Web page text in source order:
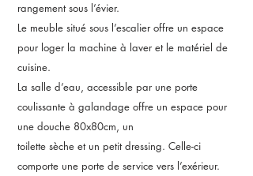
rangement sous l’évier.
Le meuble situé sous l’escalier offre un espace
pour loger la machine à laver et le matériel de
cuisine.
La salle d’eau, accessible par une porte
coulissante à galandage offre un espace pour
une douche 80x80cm, un
toilette sèche et un petit dressing. Celle-ci
comporte une porte de service vers l’exérieur.